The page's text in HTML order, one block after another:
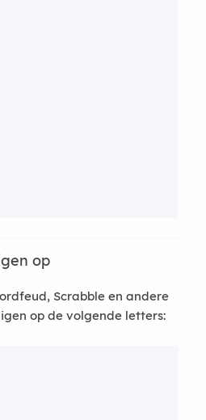
op
Scrabble en andere
op de volgende letters: